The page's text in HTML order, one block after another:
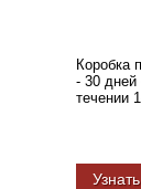
Коробка
- 30 дней
течении